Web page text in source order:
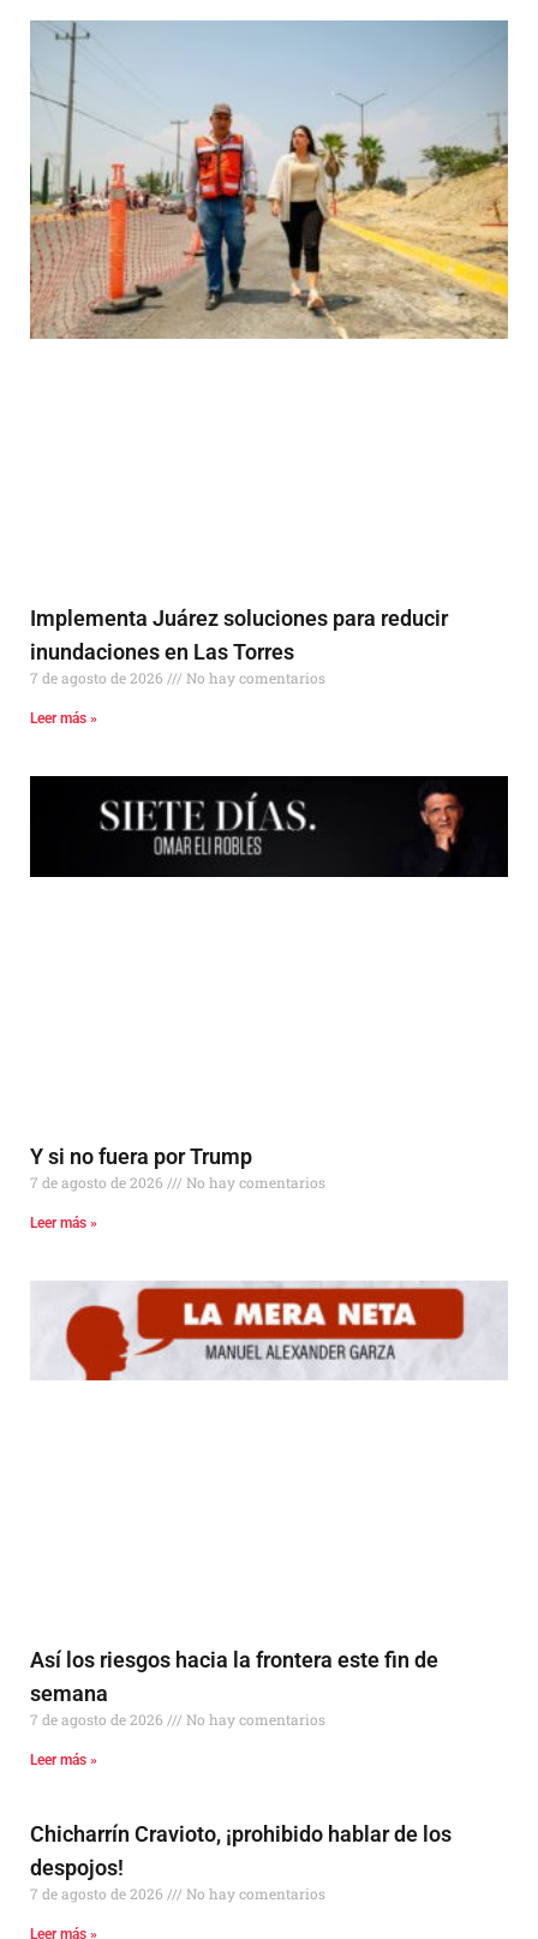
Más Noticias
Implementa Juárez soluciones para reducir
inundaciones en Las Torres
7 de agosto de 2026 No hay comentarios
Leer más »
Y si no fuera por Trump
7 de agosto de 2026 No hay comentarios
Leer más »
Así los riesgos hacia la frontera este fin de
semana
7 de agosto de 2026 No hay comentarios
Leer más »
Chicharrín Cravioto, ¡prohibido hablar de los
despojos!
7 de agosto de 2026 No hay comentarios
Leer más »